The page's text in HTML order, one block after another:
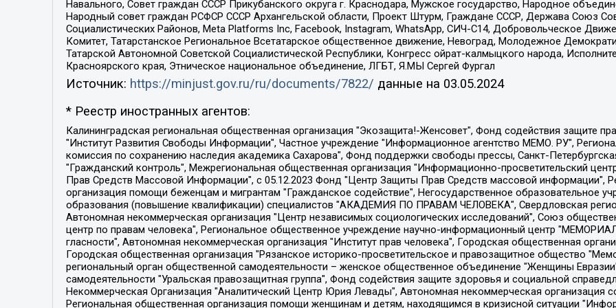
Навального, Совет граждан СССР Прикубанского округа г. Краснодара, Мужское государство, Народное
Народный совет граждан РСФСР СССР Архангельской области, Проект Штурм, Граждане СССР, Держава Союз
Социалистических Районов, Meta Platforms Inc, Facebook, Instagram, WhatsApp, СИЧ-С14, Добровольческое
Комитет, Татарстанское Региональное Всетатарское общественное движение, Невоград, Молодежное
Татарской Автономной Советской Социалистической Республики, Конгресс ойрат-калмыцкого народа,
Красноярского края, Этническое национальное объединение, ЛГБТ, Я.МЫ Сергей Фургал
Источник: https://minjust.gov.ru/ru/documents/7822/ данные на 03.05.2024
* Реестр иностранных агентов:
Калининградская региональная общественная организация "Экозащита!-Женсовет", Фонд содействия защите прав и свобод граждан "Общественный вердикт", Фонд "Институт Развития Свободы Информации", Частное учреждение "Информационное агентство МЕМО. РУ", Региональная общественная организация "Общественная комиссия по сохранению наследия академика Сахарова", Фонд поддержки свободы прессы, Санкт-Петербургская общественная правозащитная организация "Гражданский контроль", Межрегиональная общественная организация "Информационно-просветительский центр "Мемориал", Региональный Фонд "Центр Защиты Прав Средств Массовой Информации", с 05.12.2023 Фонд "Центр Защиты Прав Средств массовой информации", Региональная общественная благотворительная организация помощи беженцам и мигрантам "Гражданское содействие", Негосударственное образовательное учреждение дополнительного профессионального образования (повышение квалификации) специалистов "АКАДЕМИЯ ПО ПРАВАМ ЧЕЛОВЕКА", Свердловская региональная общественная организация "Сутяжник", Автономная некоммерческая организация "Центр независимых социологических исследований", Союз общественных объединений "Российский исследовательский центр по правам человека", Региональное общественное учреждение научно-информационный центр "МЕМОРИАЛ", Некоммерческая организация "Фонд защиты гласности", Автономная некоммерческая организация "Институт прав человека", Городская общественная организация "Екатеринбургское общество "МЕМОРИАЛ", Городская общественная организация "Рязанское историко-просветительское и правозащитное общество "Мемориал" (Рязанский Мемориал), Челябинский региональный орган общественной самодеятельности – женское общественное объединение "Женщины Евразии", Челябинский региональный орган общественной самодеятельности "Уральская правозащитная группа", Фонд содействия защите здоровья и социальной справедливости имени Андрея Рылькова, Автономная Некоммерческая Организация "Аналитический Центр Юрия Левады", Автономная некоммерческая организация социальной поддержки населения "Проект Апрель", Региональная общественная организация помощи женщинам и детям, находящимся в кризисной ситуации "Информационно-методический центр "Анна", Фонд содействия развитию массовых коммуникаций и правовому просвещению "Так-так-Так", Фонд содействия устойчивому развитию "Серебряная тайга", Свердловский региональный общественный фонд социальных проектов "Новое время", "Idel.Реалии", Кавказ.Реалии, Крым.Реалии, Телеканал Настоящее Время, Татаро-башкирская служба Радио Свобода (Azatliq Radiosi), Радио Свободная Европа/Радио Свобода (PCE/PC), "Сибирь.Реалии", "Фактограф", Благотворительный фонд помощи осужденным и их семьям, Автономная некоммерческая организация "Институт глобализации и социальных движений", Фонд "В защиту прав заключенных", Частное учреждение "Центр поддержки и содействия развитию средств массовой информации", Пензенский региональный общественный благотворительный фонд "Гражданский союз", "Север.Реалии", Некоммерческая организация Фонд "Правовая инициатива", Общество с ограниченной ответственностью "Радио Свободная Европа/Радио Свобода", Чешское информационное агентство "MEDIUM-ORIENT", Красноярская региональная общественная организация "Мы против СПИДа", Камалягин Денис Николаевич, Маркелов Сергей Евгеньевич, Пономарев Лев Александрович, Савицкая Людмила Алексеевна, Автономная некоммерческая организация "Центр по работе с проблемой насилия "НАСИЛИЮ.НЕТ", Межрегиональный профессиональный союз работников здравоохранения "Альянс врачей", Юридическое лицо, зарегистрированное в Латвийской Республике, SIA "Medusa Project" (регистрационный номер 40103797863, дата регистрации 10.06.2014), Некоммерческая организация "Фонд по борьбе с коррупцией", Автономная некоммерческая организация "Институт права и публичной политики", Баданин Роман Сергеевич, Гликин Максим Александрович, Железнова Мария Михайловна, Лукьянова Юлия Сергеевна, Маетная Елизавета Витальевна, Маняхин Петр Борисович, Чуракова Ольга Владимировна, Ярош Юлия Петровна, Юридическое лицо "The Insider SIA", зарегистрированное в Риге, Латвийская Республика (дата регистрации 26.06.2015), являющееся администратором доменного имени интернет-издания "The Insider SIA", https://theins.ru, Постернак Алексей Евгеньевич, Рубин Михаил Аркадьевич, Анин Роман Александрович, Юридическое лицо Istories fonds, зарегистрированное в Латвийской Республике (регистрационный номер 50008295751, дата регистрации 24.02.2020), Великовский Дмитрий Александрович, Долинина Ирина Николаевна, Мароховская Алеся Алексеевна, Шлейнов Роман Юрьевич, Шмагун Олеся Валентиновна, Общество с ограниченной ответственностью "Альтаир 2021", Общество с ограниченной ответственностью "Вега 2021", Общество с ограниченной ответственностью "Главный редактор 2021", Общество с ограниченной ответственностью "Ромашки монолит", Важенков Артем Валерьевич, Ивановская областная общественная организация "Центр гендерных исследований", Гурман Юрий Альбертович, Медиапроект "ОВД-Инфо", Егоров Владимир Владимирович, Жилинский Владимир Александрович, Общество с ограниченной ответственностью "ЗП", Иванова София Юрьевна, Карезина Инна Павловна, Кильтау Екатерина Викторовна, Петров Алексей Викторович, Пискунов Сергей Евгеньевич, Смирнов Сергей Сергеевич, Тихонов Михаил Сергеевич, Общество с ограниченной ответственностью "ЖУРНАЛИСТ-ИНОСТРАННЫЙ АГЕНТ", Арапова Галина Юрьевна, Вольтская Татьяна Анатольевна, Американская компания "Mason G.E.S. Anonymous Foundation" (США), являющаяся владельцем интернет-издания https://mnews.world/, Компания "Stichting Bellingcat", зарегистрированная в Нидерландах (дата регистрации 11.07.2018), Захаров Андрей Вячеславович, Клепиковская Екатерина Дмитриевна, Общество с ограниченной ответственностью "МЕМО", Перл Роман Александрович, Симонов Евгений Алексеевич, Соловьева Елена Анатольевна, Сотников Даниил Владимирович, Сурначева Елизавета Дмитриевна, Автономная некоммерческая организация по защите прав человека и информированию населения "Якутия – Наше Мнение", Общество с ограниченной ответственностью "Москоу диджитал медиа", с 26.01.2023 Общество с ограниченной ответственностью "Чайка Белые сады", Ветошкина Валерия Валерьевна, Заговора Максим Александрович, Межрегиональное общественное движение "Российская ЛГБТ - сеть", Оленичев Максим Владимирович, Павлов Иван Юрьевич, Скворцова Елена Сергеевна, Общество с ограниченной ответственностью "Как бы инагент", Кочетков Игорь Викторович, Общество с ограниченной ответственностью "Честные выборы", Еланчик Олег Александрович, Общество с ограниченной ответственностью "Нобелевский призыв", Гималова Регина Эмилевна, Григорьев Андрей Валерьевич, Григорьева Алина Александровна, Ассоциация по содействию защите прав призывников, альтернативнослужащих и военнослужащих "Правозащитная группа